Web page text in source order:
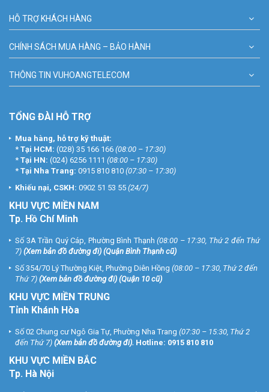
HỖ TRỢ KHÁCH HÀNG
CHÍNH SÁCH MUA HÀNG – BẢO HÀNH
THÔNG TIN VUHOANGTELECOM
TỔNG ĐÀI HỖ TRỢ
Mua hàng, hỗ trợ kỹ thuật:
* Tại HCM: (028) 35 166 166 (08:00 – 17:30)
* Tại HN: (024) 6256 1111 (08:00 – 17:30)
* Tại Nha Trang: 0915 810 810 (07:30 – 17:30)
Khiếu nại, CSKH: 0902 51 53 55 (24/7)
KHU VỰC MIỀN NAM
Tp. Hồ Chí Minh
Số 3A Trần Quý Cáp, Phường Bình Thạnh (08:00 – 17:30, Thứ 2 đến Thứ
7) (Xem bản đồ đường đi) (Quận Bình Thạnh cũ)
Số 354/70 Lý Thường Kiệt, Phường Diên Hồng (08:00 – 17:30, Thứ 2 đến
Thứ 7) (Xem bản đồ đường đi) (Quận 10 cũ)
KHU VỰC MIỀN TRUNG
Tỉnh Khánh Hòa
Số 02 Chung cư Ngô Gia Tự, Phường Nha Trang (07:30 – 15:30, Thứ 2
đến Thứ 7) (Xem bản đồ đường đi). Hotline: 0915 810 810
KHU VỰC MIỀN BẮC
Tp. Hà Nội